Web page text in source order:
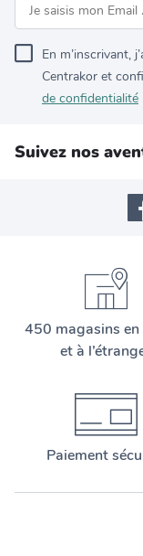
En m’inscrivant,
Centrakor et
de confidentialité
Suivez nos
450 magasins en
et à
Paiement